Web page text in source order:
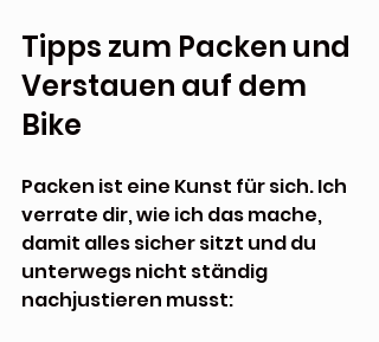
Tipps zum Packen und
Verstauen auf dem
Bike
Packen ist eine Kunst für sich. Ich
verrate dir, wie ich das mache,
damit alles sicher sitzt und du
unterwegs nicht ständig
nachjustieren musst: